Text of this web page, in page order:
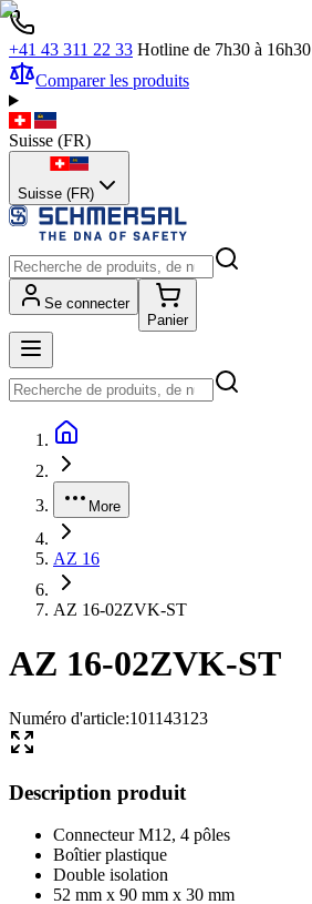
+41 43 311 22 33 Hotline de 7h30 à 16h30
Comparer les produits
Suisse (FR)
Suisse (FR)
Se connecter
Panier
More
AZ 16
AZ 16-02ZVK-ST
AZ 16-02ZVK-ST
Numéro d'article:101143123
Description produit
Connecteur M12, 4 pôles
Boîtier plastique
Double isolation
52 mm x 90 mm x 30 mm